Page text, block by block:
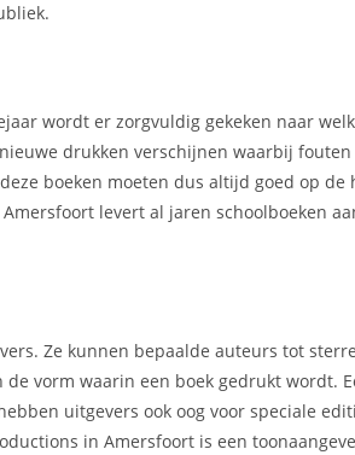
wordt er zorgvuldig gekeken naar
drukken verschijnen waarbij
boeken moeten dus altijd goed op de
levert al jaren schoolboeken
Ze kunnen bepaalde auteurs tot
vorm waarin een boek gedrukt wordt.
uitgevers ook oog voor speciale
in Amersfoort is een